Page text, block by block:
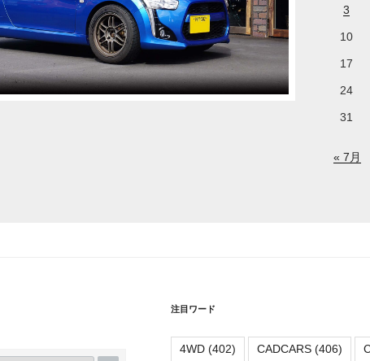
3
10
17
24
31
« 7月
注目ワード
4WD(402) CADCARS(406)